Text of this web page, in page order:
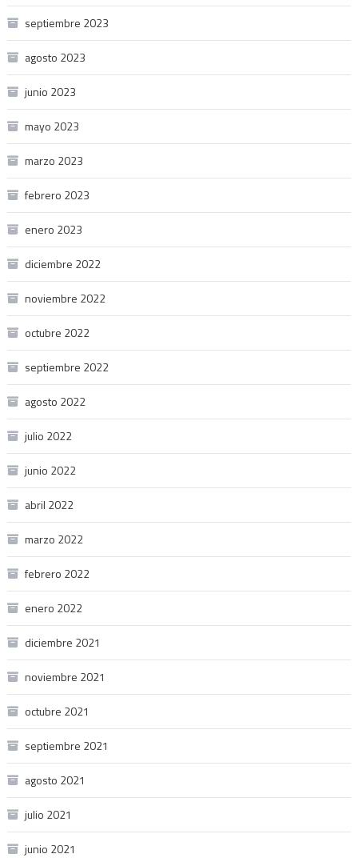
septiembre 2023
agosto 2023
junio 2023
mayo 2023
marzo 2023
febrero 2023
enero 2023
diciembre 2022
noviembre 2022
octubre 2022
septiembre 2022
agosto 2022
julio 2022
junio 2022
abril 2022
marzo 2022
febrero 2022
enero 2022
diciembre 2021
noviembre 2021
octubre 2021
septiembre 2021
agosto 2021
julio 2021
junio 2021